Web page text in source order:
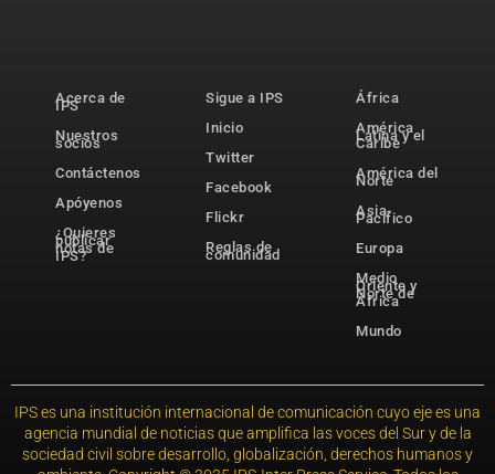
Acerca de
IPS
Nuestros
socios
Contáctenos
Apóyenos
¿Quieres
publicar
notas de
IPS?
Sigue a IPS
Inicio
Twitter
Facebook
Flickr
Reglas de
comunidad
África
América
Latina y el
Caribe
América del
Norte
Asia-
Pacífico
Europa
Medio
Oriente y
Norte de
África
Mundo
IPS es una institución internacional de comunicación cuyo eje es una
agencia mundial de noticias que amplifica las voces del Sur y de la
sociedad civil sobre desarrollo, globalización, derechos humanos y